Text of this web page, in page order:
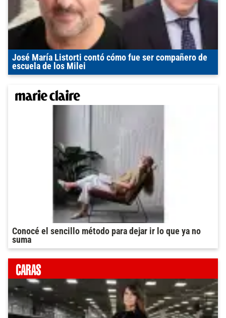
José María Listorti contó cómo fue ser compañero de
escuela de los Milei
Conocé el sencillo método para dejar ir lo que ya no
suma